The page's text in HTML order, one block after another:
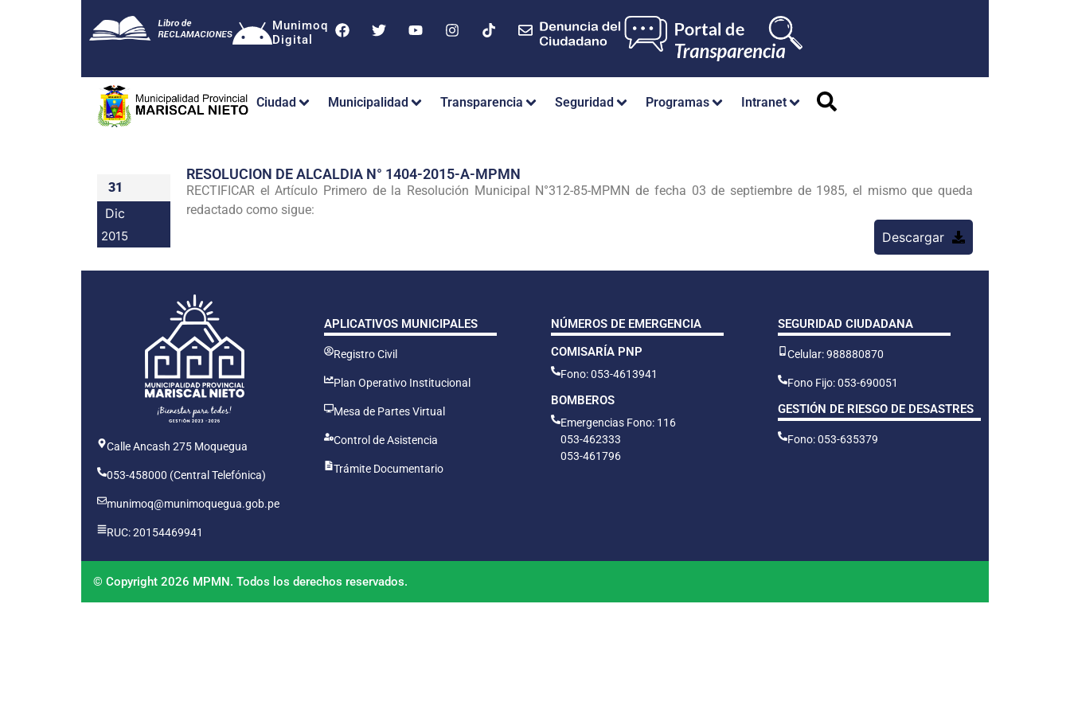
Munimoq
Digital
Ciudad Municipalidad Transparencia Seguridad Programas Intranet
31
Dic
2015
RESOLUCION DE ALCALDIA N° 1404-2015-A-MPMN
RECTIFICAR el Artículo Primero de la Resolución Municipal N°312-85-MPMN de fecha 03 de septiembre de 1985, el mismo que queda
redactado como sigue:
Descargar
Calle Ancash 275 Moquegua
053-458000 (Central Telefónica)
munimoq@munimoquegua.gob.pe
RUC: 20154469941
APLICATIVOS MUNICIPALES
Registro Civil
Plan Operativo Institucional
Mesa de Partes Virtual
Control de Asistencia
Trámite Documentario
NÚMEROS DE EMERGENCIA
COMISARÍA PNP
Fono: 053-4613941
BOMBEROS
Emergencias Fono: 116
053-462333
053-461796
SEGURIDAD CIUDADANA
Celular: 988880870
Fono Fijo: 053-690051
GESTIÓN DE RIESGO DE DESASTRES
Fono: 053-635379
© Copyright 2026 MPMN. Todos los derechos reservados.